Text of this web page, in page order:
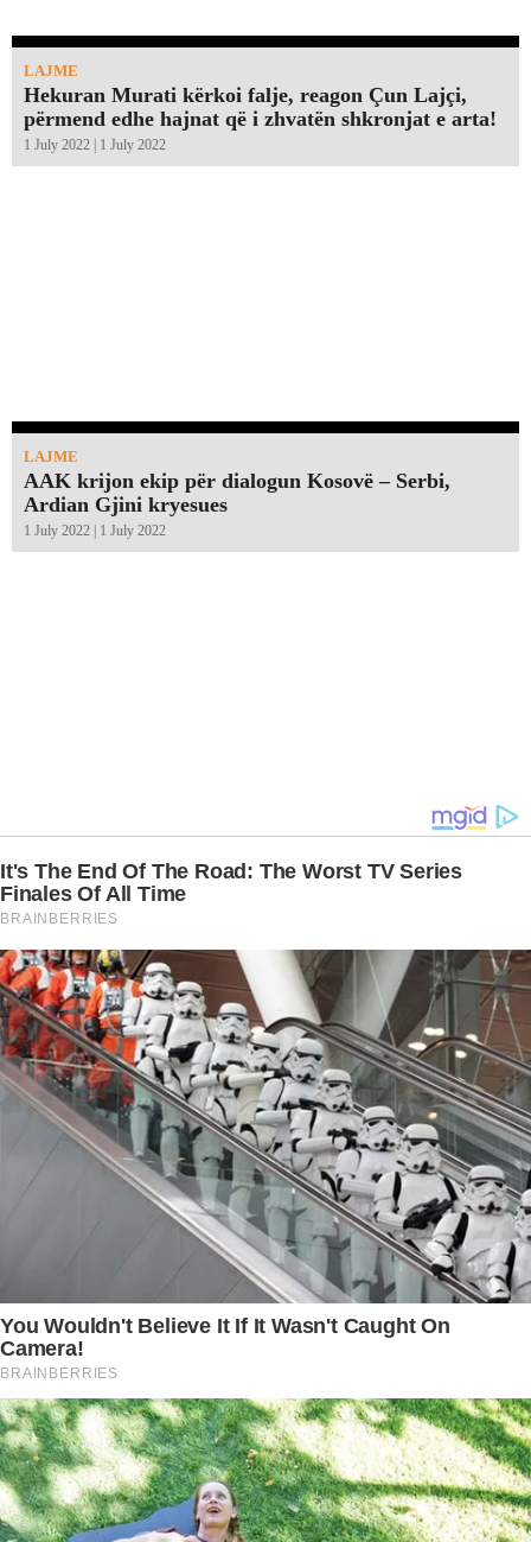
LAJME
Hekuran Murati kërkoi falje, reagon Çun Lajçi,
përmend edhe hajnat që i zhvatën shkronjat e arta!￼
1 July 2022 | 1 July 2022
LAJME
AAK krijon ekip për dialogun Kosovë – Serbi,
Ardian Gjini kryesues
1 July 2022 | 1 July 2022